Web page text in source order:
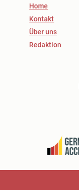
Home
Kontakt
Über uns
Redaktion